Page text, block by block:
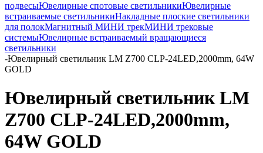
подвесыЮвелирные спотовые светильникиЮвелирные
встраиваемые светильникиНакладные плоские светильники
для полокМагнитный МИНИ трекМИНИ трековые
системыЮвелирные встраиваемый вращающиеся
светильники
-Ювелирный светильник LM Z700 CLP-24LED,2000mm, 64W
GOLD
Ювелирный светильник LM
Z700 CLP-24LED,2000mm,
64W GOLD